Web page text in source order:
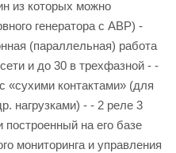
из которых можно
генератора с АВР) -
(параллельная) работа
и до 30 в трехфазной - -
контактами» (для
нагрузками) - - 2 реле 3
на его базе
мониторинга и управления